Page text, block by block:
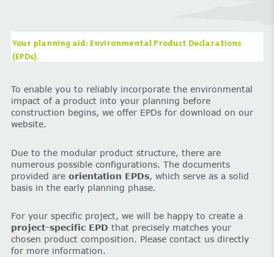
Your planning aid: Environmental Product Declarations
(EPDs).
To enable you to reliably incorporate the environmental
impact of a product into your planning before
construction begins, we offer EPDs for download on our
website.
Due to the modular product structure, there are
numerous possible configurations. The documents
provided are orientation EPDs, which serve as a solid
basis in the early planning phase.
For your specific project, we will be happy to create a
project-specific EPD that precisely matches your
chosen product composition. Please contact us directly
for more information.